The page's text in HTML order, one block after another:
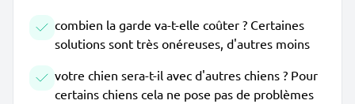
combien la garde va-t-elle coûter ? Certaines
solutions sont très onéreuses, d'autres moins
votre chien sera-t-il avec d'autres chiens ? Pour
certains chiens cela ne pose pas de problèmes